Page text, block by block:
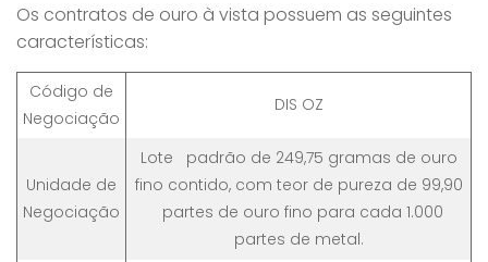
Os contratos de ouro à vista possuem as seguintes
características:
Código de
Negociação
DIS OZ
Unidade de
Negociação
Lote padrão de 249,75 gramas de ouro
fino contido, com teor de pureza de 99,90
partes de ouro fino para cada 1.000
partes de metal.